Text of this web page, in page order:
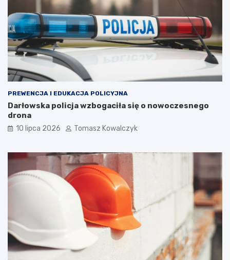
PREWENCJA I EDUKACJA POLICYJNA
Darłowska policja wzbogaciła się o nowoczesnego
drona
10 lipca 2026 Tomasz Kowalczyk